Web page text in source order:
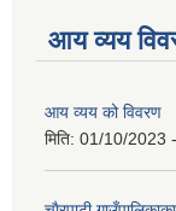
आय व्यय
आय व्यय को विवरण
मिति: 01/10/2023